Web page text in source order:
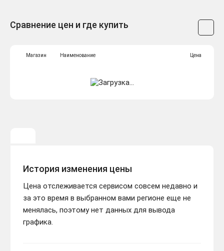
Сравнение цен и где купить
Магазин Наименование Цена
История изменения цены
Цена отслеживается сервисом совсем недавно и
за это время в выбранном вами регионе еще не
менялась, поэтому нет данных для вывода
графика.